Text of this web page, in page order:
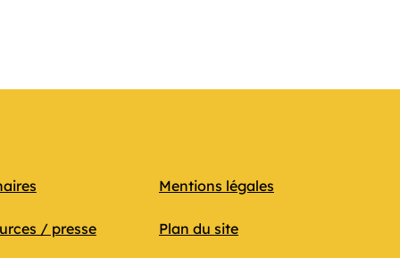
/ presse
Mentions légales
Plan du site